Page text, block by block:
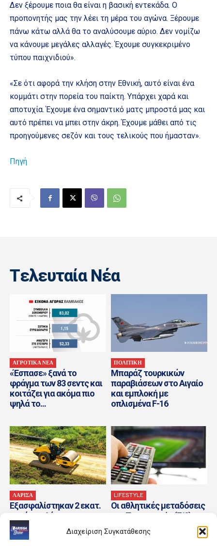
Διαχείριση Συγκατάθεσης
Δεν ξέρουμε ποια θα είναι η βασική εντεκάδα. Ο
προπονητής μας την λέει τη μέρα του αγώνα. Ξέρουμε
πάνω κάτω αλλά θα το αναλύσουμε αύριο. Δεν νομίζω
να κάνουμε μεγάλες αλλαγές. Έχουμε συγκεκριμένο
τύπου παιχνιδιού».
«Σε ότι αφορά την κλήση στην Εθνική, αυτό είναι ένα
κομμάτι στην πορεία του παίκτη. Υπάρχει χαρά και
αποτυχία. Έχουμε ένα σημαντικό ματς μπροστά μας και
αυτό πρέπει να μπει στην άκρη. Έχουμε μάθει από τις
προηγούμενες σεζόν και τους τελικούς που ήμασταν».
Πηγή
Tελευταία Nέα
ΑΓΡΟΤΙΚΑ ΝΕΑ
«Έσπασε» ξανά το
φράγμα των 83 σεντς και
κοιτάζει για ακόμα πιο
ψηλά το...
ΠΟΛΙΤΙΚΗ
Μπαράζ τουρκικών
παραβιάσεων στο Αιγαίο
και εμπλοκή με
οπλισμένα F-16
ΛΑΡΙΣΑ
Εξασφαλίστηκαν 2 εκατ.
ευρώ για 4 έργα
αγροτικής οδοποιίας
LIFESTYLE
Οι αθλητικές μεταδόσεις
της Παρασκευής (7/8) –
MotoGP, τένις και
ποδόσφαιρο στο